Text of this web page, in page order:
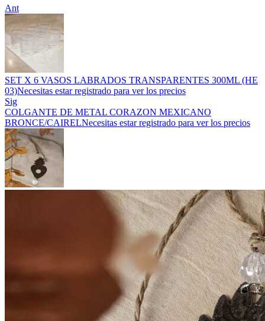
Ant
SET X 6 VASOS LABRADOS TRANSPARENTES 300ML (HE
03)Necesitas estar registrado para ver los precios
Sig
COLGANTE DE METAL CORAZON MEXICANO
BRONCE/CAIRELNecesitas estar registrado para ver los precios